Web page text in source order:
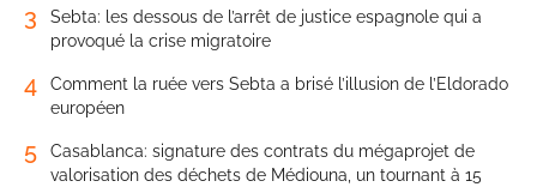
3
Sebta: les dessous de l’arrêt de justice espagnole qui a
provoqué la crise migratoire
4
Comment la ruée vers Sebta a brisé l’illusion de l’Eldorado
européen
5
Casablanca: signature des contrats du mégaprojet de
valorisation des déchets de Médiouna, un tournant à 15